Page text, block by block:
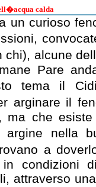
calda
un curioso
alcune
Pare
tema il
arginare il
ma che
nella
a
condizioni
attraverso